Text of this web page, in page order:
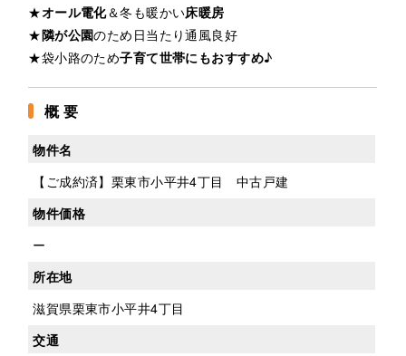
★オール電化＆冬も暖かい床暖房
★隣が公園のため日当たり通風良好
★袋小路のため子育て世帯にもおすすめ♪
概 要
物件名
【ご成約済】栗東市小平井4丁目 中古戸建
物件価格
ー
所在地
滋賀県栗東市小平井4丁目
交通